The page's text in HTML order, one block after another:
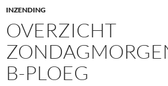
INZENDING
OVERZICHT
B-PLOEG